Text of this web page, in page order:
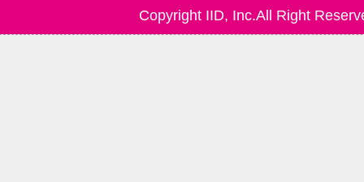
Copyright IID, Inc.All Right